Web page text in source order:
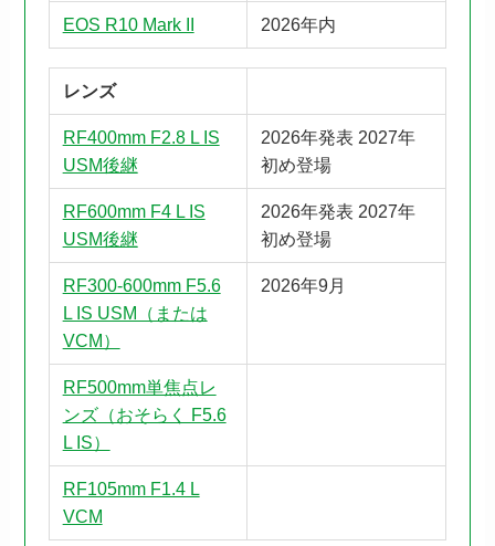
EOS R10 Mark II 2026年内
レンズ
RF400mm F2.8 L IS
USM後継
2026年発表 2027年
初め登場
RF600mm F4 L IS
USM後継
2026年発表 2027年
初め登場
RF300-600mm F5.6
L IS USM（または
VCM）
2026年9月
RF500mm単焦点レ
ンズ（おそらく F5.6
L IS）
RF105mm F1.4 L
VCM